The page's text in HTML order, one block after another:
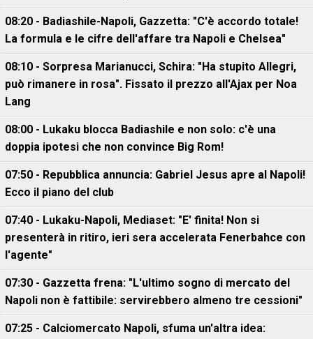
08:20 - Badiashile-Napoli, Gazzetta: "C'è accordo totale!
La formula e le cifre dell'affare tra Napoli e Chelsea"
08:10 - Sorpresa Marianucci, Schira: "Ha stupito Allegri,
può rimanere in rosa". Fissato il prezzo all'Ajax per Noa
Lang
08:00 - Lukaku blocca Badiashile e non solo: c'è una
doppia ipotesi che non convince Big Rom!
07:50 - Repubblica annuncia: Gabriel Jesus apre al Napoli!
Ecco il piano del club
07:40 - Lukaku-Napoli, Mediaset: "E' finita! Non si
presenterà in ritiro, ieri sera accelerata Fenerbahce con
l'agente"
07:30 - Gazzetta frena: "L'ultimo sogno di mercato del
Napoli non è fattibile: servirebbero almeno tre cessioni"
07:25 - Calciomercato Napoli, sfuma un'altra idea: